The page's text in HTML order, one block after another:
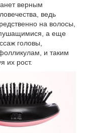
верным
ведь
на волосы,
а еще
головы,
и таким
их рост.